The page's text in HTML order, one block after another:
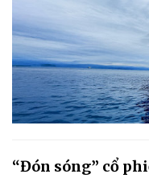
“Đón sóng” cổ